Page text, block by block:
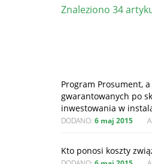
Znaleziono 34
Program Prosument,
gwarantowanych po
inwestowania w
DODANO: 6 maj 2015
Kto ponosi koszty